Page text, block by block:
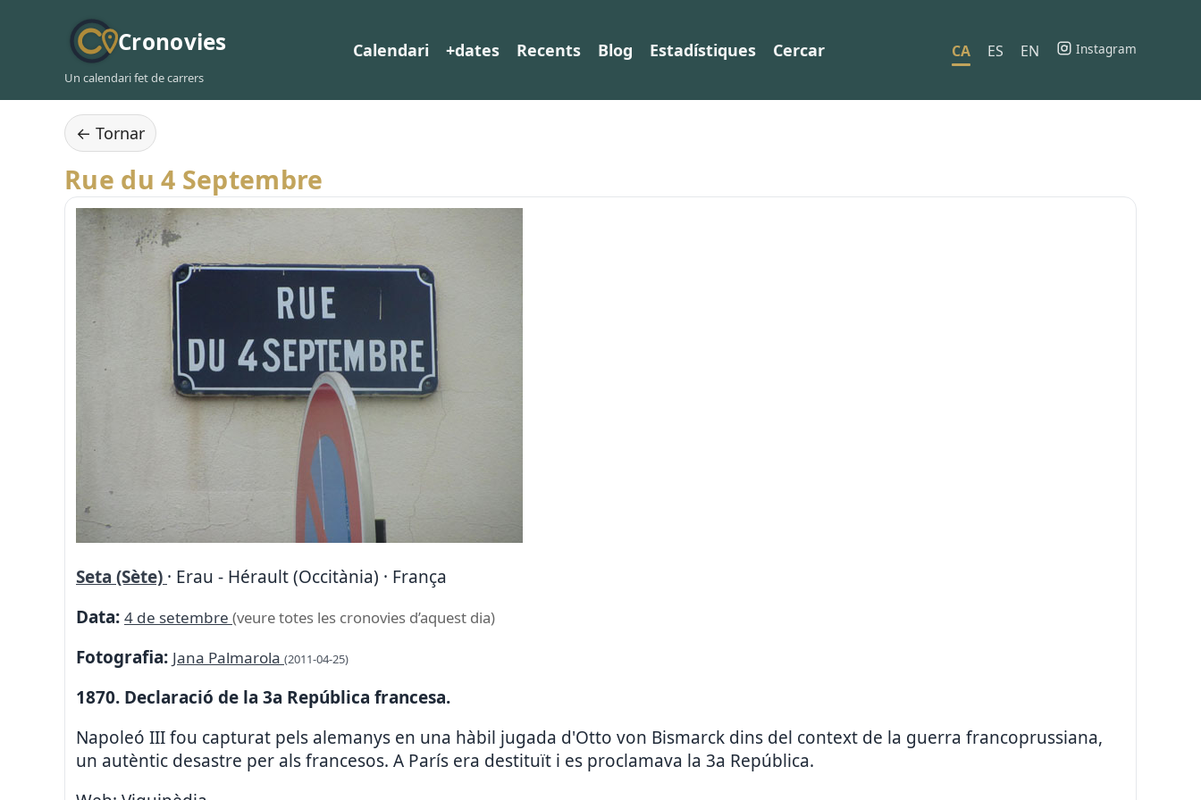
Cronovies
Un calendari fet de carrers
Calendari +dates Recents Blog Estadístiques Cercar CA ES EN Instagram
← Tornar
Rue du 4 Septembre
Seta (Sète) · Erau - Hérault (Occitània) · França
Data: 4 de setembre (veure totes les cronovies d’aquest dia)
Fotografia: Jana Palmarola (2011-04-25)
1870. Declaració de la 3a República francesa.
Napoleó III fou capturat pels alemanys en una hàbil jugada d'Otto von Bismarck dins del context de la guerra francoprussiana,
un autèntic desastre per als francesos. A París era destituït i es proclamava la 3a República.